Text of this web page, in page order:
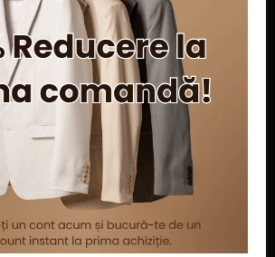
Informatii
Contul meu
Serviciu clienți